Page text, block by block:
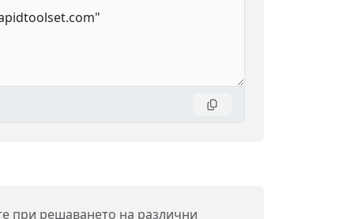
при решаването на различни